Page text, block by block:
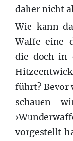
daher nicht
Wie kann
Waffe eine
die doch in
führt? Bevor
schauen
vorgestellt